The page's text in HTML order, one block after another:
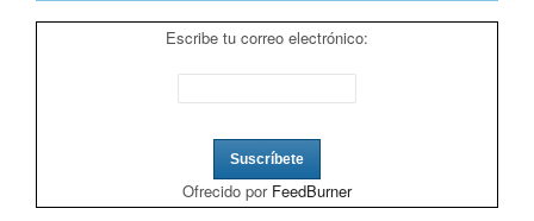
Escribe tu correo electrónico:
Ofrecido por FeedBurner